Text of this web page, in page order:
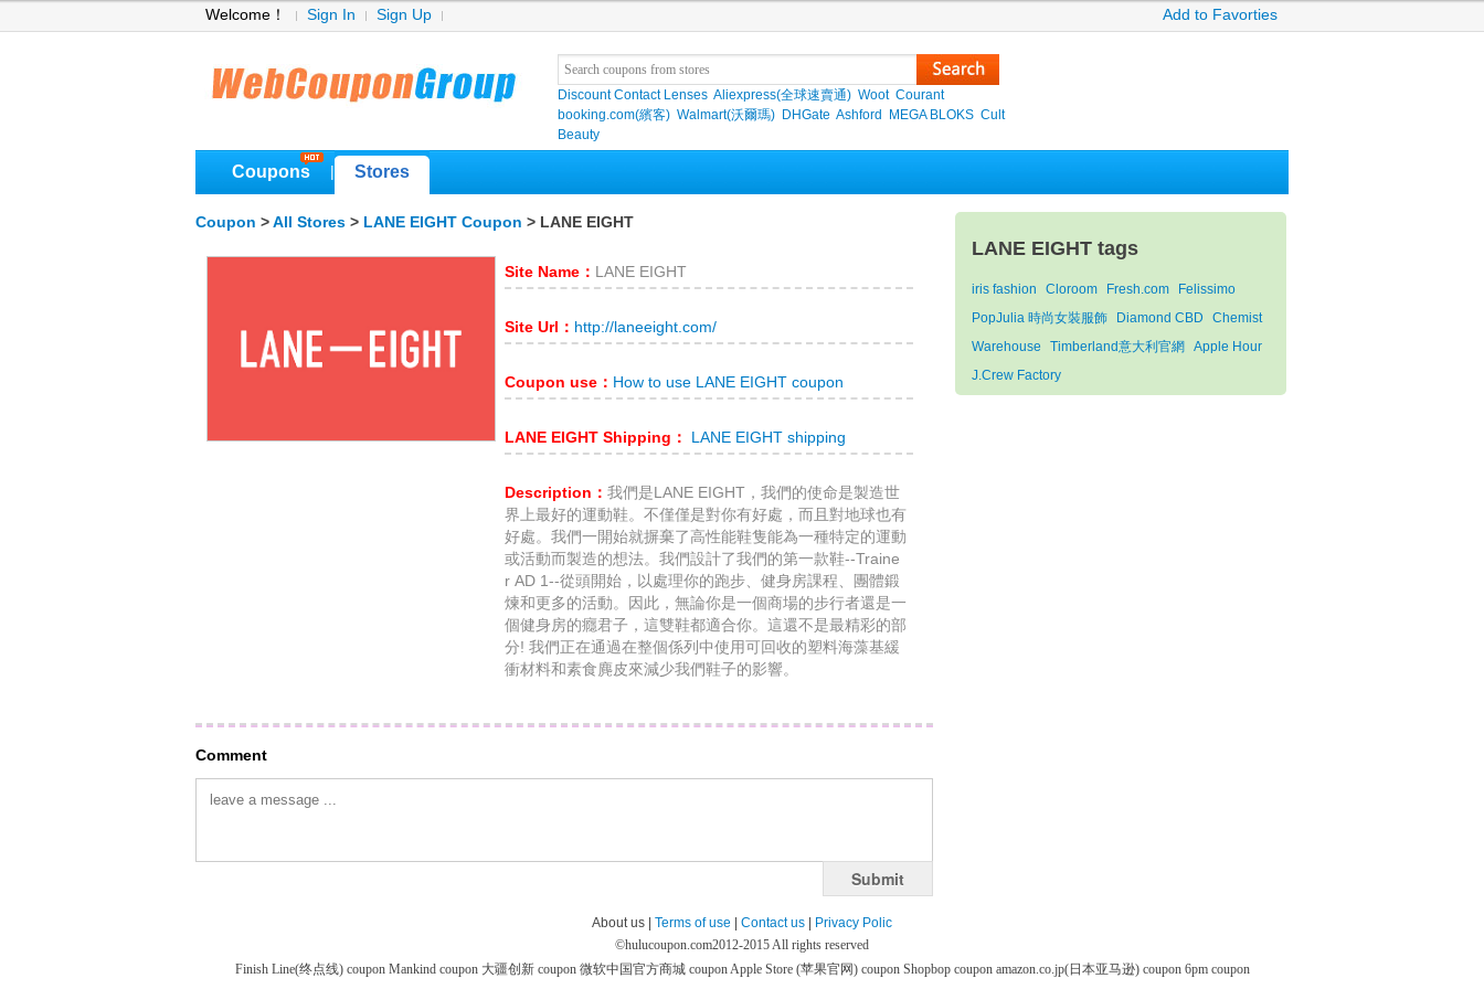
Welcome！ Sign In Sign Up Add to Favorties
Discount Contact Lenses Aliexpress(全球速賣通) Woot Courant
booking.com(繽客) Walmart(沃爾瑪) DHGate Ashford MEGA BLOKS Cult
Beauty
Coupons Stores
Coupon > All Stores > LANE EIGHT Coupon > LANE EIGHT
Site Name： LANE EIGHT
Site Url： http://laneeight.com/
Coupon use： How to use LANE EIGHT coupon
LANE EIGHT Shipping： LANE EIGHT shipping
Description： 我們是LANE EIGHT，我們的使命是製造世
界上最好的運動鞋。不僅僅是對你有好處，而且對地球也有
好處。我們一開始就摒棄了高性能鞋隻能為一種特定的運動
或活動而製造的想法。我們設計了我們的第一款鞋--Traine
r AD 1--從頭開始，以處理你的跑步、健身房課程、團體鍛
煉和更多的活動。因此，無論你是一個商場的步行者還是一
個健身房的癮君子，這雙鞋都適合你。這還不是最精彩的部
分! 我們正在通過在整個係列中使用可回收的塑料海藻基緩
衝材料和素食麂皮來減少我們鞋子的影響。
Comment
Submit
LANE EIGHT tags
iris fashion Cloroom Fresh.com
Felissimo
PopJulia 時尚女裝服飾
Diamond CBD
Chemist
Warehouse
Timberland意大利官網
Apple Hour
J.Crew Factory
About us | Terms of use Contact us
Privacy Polic
©hulucoupon.com2012-2015 All rights reserved
Finish Line(终点线) coupon Mankind coupon 大疆创新 coupon 微软中国官方商城 couponApple Store (苹果官网) coupon Shopbop coupon amazon.co.jp(日本亚马逊) coupon 6pm coupon